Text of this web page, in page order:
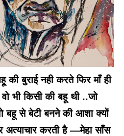
की बुराई नही करते फिर माँ ही
भी किसी की बहू थी ..जो
बहू से बेटी बनने की आशा क्यों
अत्याचार करती है —मेहा साँस